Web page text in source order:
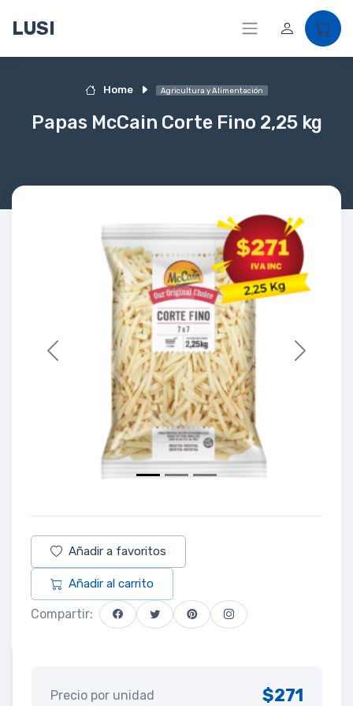
LUSI
Home Agricultura y Alimentación
Papas McCain Corte Fino 2,25 kg
Previous Next
Añadir a favoritos
Añadir al carrito
Compartir:
Precio por unidad $271